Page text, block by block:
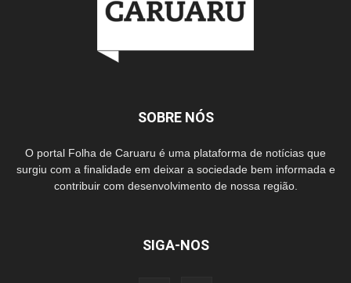
SOBRE NÓS
O portal Folha de Caruaru é uma plataforma de notícias que
surgiu com a finalidade em deixar a sociedade bem informada e
contribuir com desenvolvimento de nossa região.
SIGA-NOS